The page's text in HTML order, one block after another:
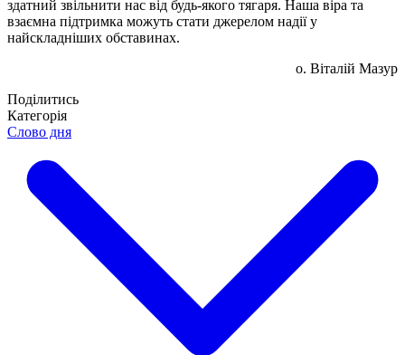
здатний звільнити нас від будь-якого тягаря. Наша віра та
взаємна підтримка можуть стати джерелом надії у
найскладніших обставинах.
о. Віталій Мазур
Поділитись
Категорія
Слово дня